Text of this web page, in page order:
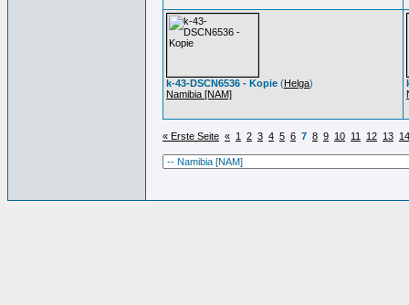
k-43-DSCN6536 - Kopie (Helga)
Namibia [NAM]
« Erste Seite « 1 2 3 4 5 6 7 8 9 10 11 12 13 14